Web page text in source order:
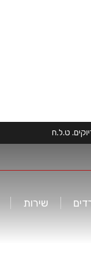
ט.ל.ח
שירות